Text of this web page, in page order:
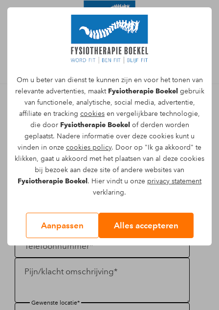
Om u beter van dienst te kunnen zijn en voor het tonen van
relevante advertenties, maakt Fysiotherapie Boekel gebruik
van functionele, analytische, social media, advertentie,
affiliate en tracking cookies en vergelijkbare technologie,
die door Fysiotherapie Boekel of derden worden
geplaatst. Nadere informatie over deze cookies kunt u
vinden in onze cookies policy. Door op "Ik ga akkoord" te
klikken, gaat u akkoord met het plaatsen van al deze cookies
bij bezoek aan deze site of andere websites van
Fysiotherapie Boekel . Hier vindt u onze privacy statement
verklaring.
Aanpassen Alles accepteren
Afspraak maken
Direct online een afspraak
maken met een
fysiotherapeut voor
schouderfysiotherapie
E-mail*
Telefoonnummer*
Pijn/klacht omschrijving*
Gewenste locatie*